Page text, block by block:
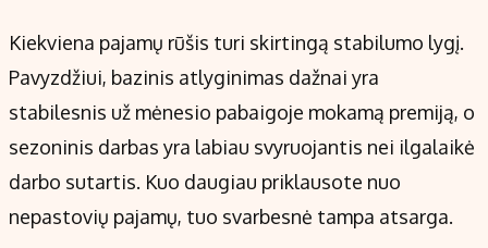
Kiekviena pajamų rūšis turi skirtingą stabilumo lygį.
Pavyzdžiui, bazinis atlyginimas dažnai yra
stabilesnis už mėnesio pabaigoje mokamą premiją, o
sezoninis darbas yra labiau svyruojantis nei ilgalaikė
darbo sutartis. Kuo daugiau priklausote nuo
nepastovių pajamų, tuo svarbesnė tampa atsarga.